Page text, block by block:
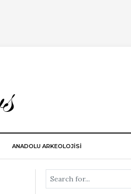
ANADOLU ARKEOLOJİSİ